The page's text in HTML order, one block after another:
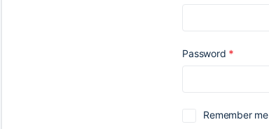
Password *Required
Remember me